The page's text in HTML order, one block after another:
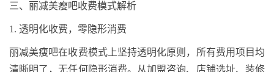
三、丽减美瘦吧收费模式解析
1. 透明化收费，零隐形消费
丽减美瘦吧在收费模式上坚持透明化原则，所有费用项目均
清晰明了，无任何隐形消费。从加盟咨询、店铺选址、装修